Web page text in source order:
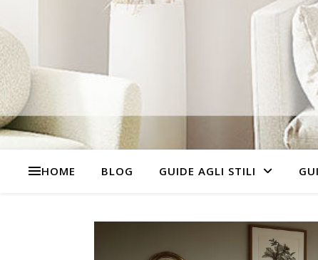
HOME BLOG GUIDE AGLI STILI